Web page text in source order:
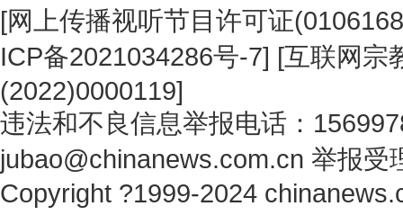
[网上传播视听节目许可证
ICP备2021034286号-7] [互联网宗
(2022)0000119]
违法和不良信息举报电话：
jubao@chinanews.com.cn 举报受
Copyright ?1999-2024